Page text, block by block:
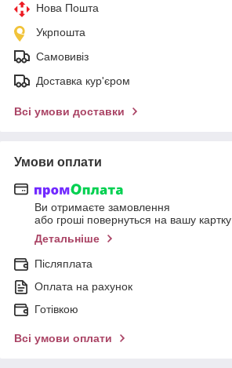
Нова Пошта
Укрпошта
Самовивіз
Доставка кур'єром
Всі умови доставки
Умови оплати
Ви отримаєте замовлення
або гроші повернуться на вашу картку
Детальніше
Післяплата
Оплата на рахунок
Готівкою
Всі умови оплати